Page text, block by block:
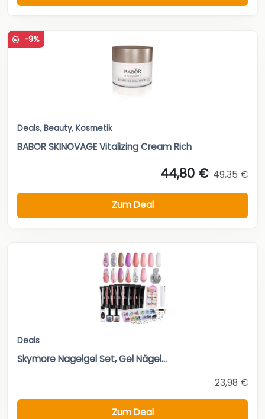
-9%
Deals, Beauty, Kosmetik
BABOR SKINOVAGE Vitalizing Cream Rich
44,80 € 49,35 €
Zum Deal
Deals
Skymore Nagelgel Set, Gel Nägel...
23,98 €
Zum Deal